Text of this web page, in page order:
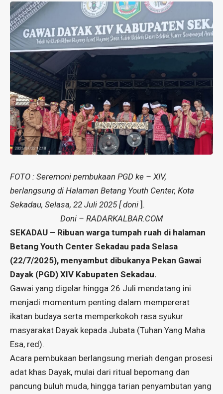
FOTO : Seremoni pembukaan PGD ke – XIV,
berlangsung di Halaman Betang Youth Center, Kota
Sekadau, Selasa, 22 Juli 2025 [ doni ].
Doni – RADARKALBAR.COM
SEKADAU – Ribuan warga tumpah ruah di halaman
Betang Youth Center Sekadau pada Selasa
(22/7/2025), menyambut dibukanya Pekan Gawai
Dayak (PGD) XIV Kabupaten Sekadau.
Gawai yang digelar hingga 26 Juli mendatang ini
menjadi momentum penting dalam mempererat
ikatan budaya serta memperkokoh rasa syukur
masyarakat Dayak kepada Jubata (Tuhan Yang Maha
Esa, red).
Acara pembukaan berlangsung meriah dengan prosesi
adat khas Dayak, mulai dari ritual bepomang dan
pancung buluh muda, hingga tarian penyambutan yang